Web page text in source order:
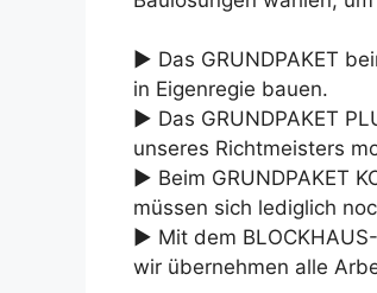
► Das GRUNDPAKET
in Eigenregie bauen.
► Das GRUNDPAKET
unseres Richtmeisters
► Beim GRUNDPAKET
müssen sich lediglich
► Mit dem
wir übernehmen alle